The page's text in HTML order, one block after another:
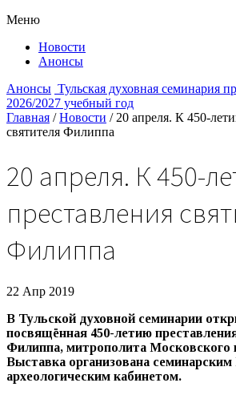
Меню
Новости
Анонсы
Анонсы Тульская духовная семинария
2026/2027 учебный год
Главная / Новости / 20 апреля. К 450-
святителя Филиппа
20 апреля. К 450-
преставления
Филиппа
22 Апр 2019
В Тульской духовной семинарии
посвящённая 450-летию
Филиппа, митрополита Московского
Выставка организована
археологическим кабинетом.